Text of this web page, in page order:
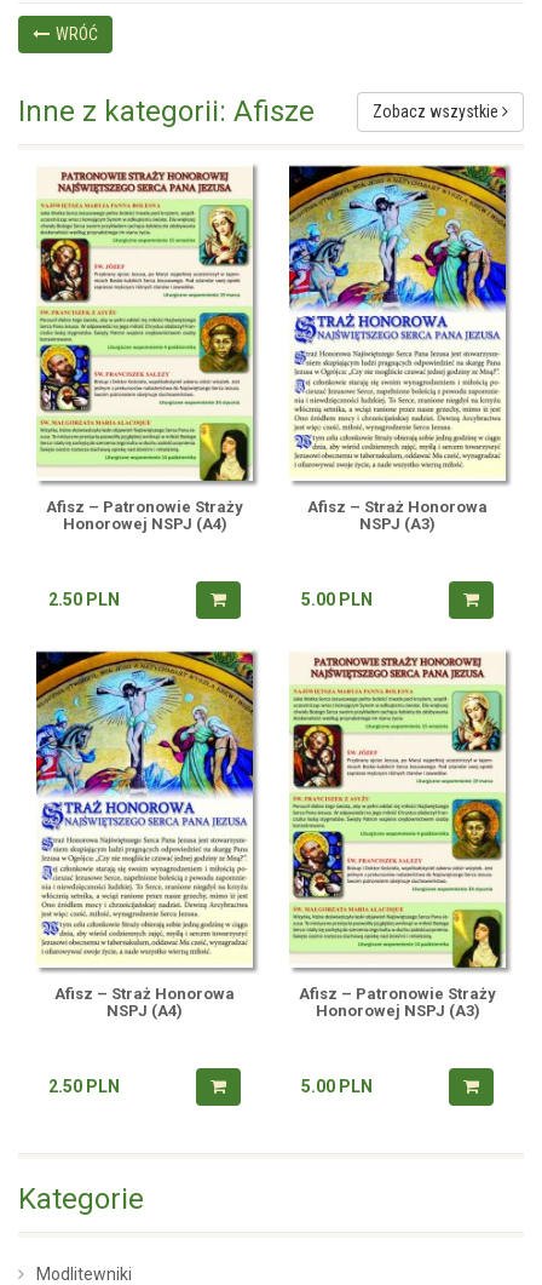
WRÓĆ
Zobacz wszystkie
Inne z kategorii: Afisze
Afisz – Patronowie Straży
Honorowej NSPJ (A4)
2.50 PLN
Afisz – Straż Honorowa
NSPJ (A3)
5.00 PLN
Afisz – Straż Honorowa
NSPJ (A4)
2.50 PLN
Afisz – Patronowie Straży
Honorowej NSPJ (A3)
5.00 PLN
Kategorie
Modlitewniki